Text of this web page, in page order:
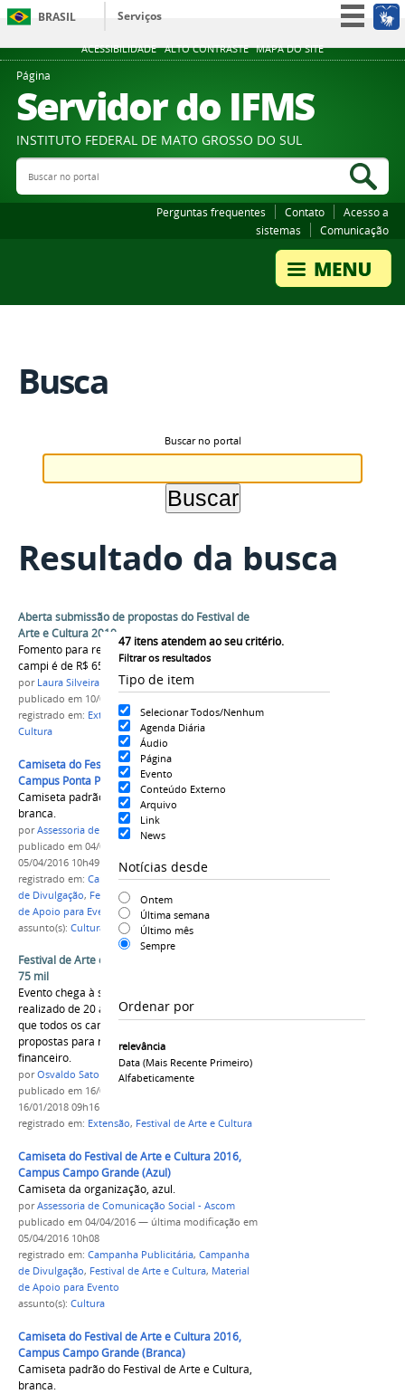
ACESSIBILIDADE ALTO CONTRASTE MAPA DO SITE
BRASIL
Serviços
Participe
Legislação
Canais
Página
Servidor do IFMS
INSTITUTO FEDERAL DE MATO GROSSO DO SUL
Buscar no portal
Perguntas frequentes Contato
Acesso a
sistemas
Comunicação
Busca
Buscar no portal
Resultado da busca
47 itens atendem ao seu critério.
Filtrar os resultados
Tipo de item
Selecionar Todos/Nenhum
Agenda Diária
Áudio
Página
Evento
Conteúdo Externo
Arquivo
Link
News
Notícias desde
Ontem
Última semana
Último mês
Sempre
Ordenar por
relevância
Data (mais Recente Primeiro)
Alfabeticamente
Aberta submissão de propostas do Festival de
Arte e Cultura 2019
Fomento para realização do evento nos dez
campi é de R$ 65 mil.
por Laura Silveira
publicado em 10/06/2019
registrado em: Extensão Evento,Festival de Arte e
Cultura
Camiseta do Festival de Arte e Cultura 2016,
Campus Ponta Porã (Branca)
Camiseta padrão do Festival de Arte e Cultura,
branca.
porAssessoria de Comunicação Social - Ascom
publicado em 04/04/2016
05/04/2016 10h49
registrado em: Campanha Publicitária,Campanha
de Divulgação, Festival de Arte e Cultura
de Apoio para Evento
assunto(s): Cultura
Festival de Arte e Cultura terá fomento de até R$
75 mil
Evento chega à sua terceira edição e será
realizado de 20 a 26 de agosto. A previsão é de
que todos os campi do IFMS submetam
propostas para recebimento do auxílio
financeiro.
porOsvaldo Sato
publicado em 16/01/2018
16/01/2018 09h16
registrado em: Extensão, Festival de Arte e Cultura
Camiseta do Festival de Arte e Cultura 2016,
Campus Campo Grande (Azul)
Camiseta da organização, azul.
porAssessoria de Comunicação Social - Ascom
publicado em 04/04/2016 — última modificação em
05/04/2016 10h08
registrado em: Campanha Publicitária, Campanha
de Divulgação, Festival de Arte e Cultura, Material
de Apoio para Evento
assunto(s): Cultura
Camiseta do Festival de Arte e Cultura 2016,
Campus Campo Grande (Branca)
Camiseta padrão do Festival de Arte e Cultura,
branca.